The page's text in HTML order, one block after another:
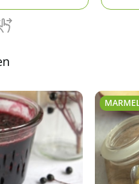
So etwas ist